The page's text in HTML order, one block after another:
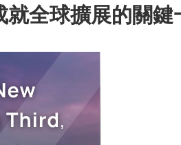
全球擴展的關鍵